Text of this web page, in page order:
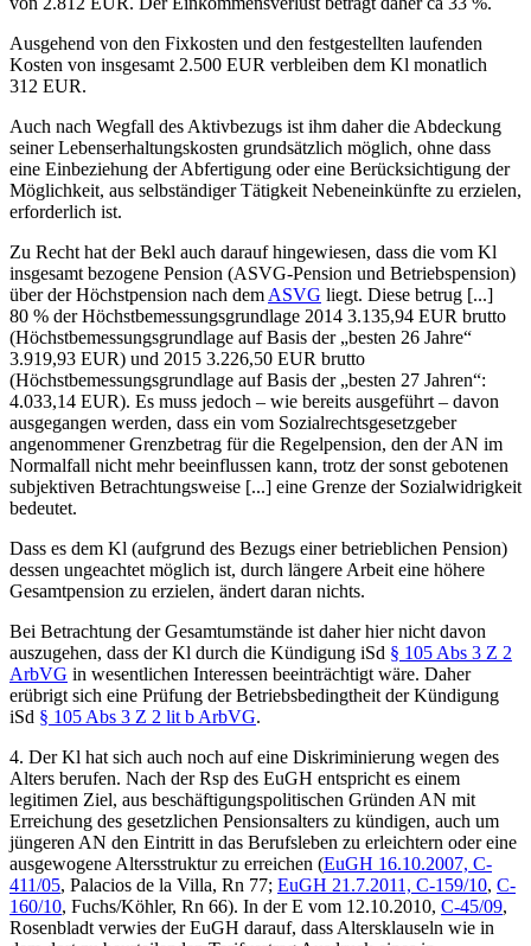
Ausgehend von den Fixkosten und den festgestellten laufenden
Kosten von insgesamt 2.500 EUR verbleiben dem Kl monatlich
312 EUR.
Auch nach Wegfall des Aktivbezugs ist ihm daher die Abdeckung
seiner Lebenserhaltungskosten grundsätzlich möglich, ohne dass
eine Einbeziehung der Abfertigung oder eine Berücksichtigung der
Möglichkeit, aus selbständiger Tätigkeit Nebeneinkünfte zu erzielen,
erforderlich ist.
Zu Recht hat der Bekl auch darauf hingewiesen, dass die vom Kl
insgesamt bezogene Pension (ASVG-Pension und Betriebspension)
über der Höchstpension nach dem ASVG liegt. Diese betrug [...]
80 % der Höchstbemessungsgrundlage 2014 3.135,94 EUR brutto
(Höchstbemessungsgrundlage auf Basis der „besten 26 Jahre“
3.919,93 EUR) und 2015 3.226,50 EUR brutto
(Höchstbemessungsgrundlage auf Basis der „besten 27 Jahren“:
4.033,14 EUR). Es muss jedoch – wie bereits ausgeführt – davon
ausgegangen werden, dass ein vom Sozialrechtsgesetzgeber
angenommener Grenzbetrag für die Regelpension, den der AN im
Normalfall nicht mehr beeinflussen kann, trotz der sonst gebotenen
subjektiven Betrachtungsweise [...] eine Grenze der Sozialwidrigkeit
bedeutet.
Dass es dem Kl (aufgrund des Bezugs einer betrieblichen Pension)
dessen ungeachtet möglich ist, durch längere Arbeit eine höhere
Gesamtpension zu erzielen, ändert daran nichts.
Bei Betrachtung der Gesamtumstände ist daher hier nicht davon
auszugehen, dass der Kl durch die Kündigung iSd § 105 Abs 3 Z 2
ArbVG in wesentlichen Interessen beeinträchtigt wäre. Daher
erübrigt sich eine Prüfung der Betriebsbedingtheit der Kündigung
iSd § 105 Abs 3 Z 2 lit b ArbVG.
4. Der Kl hat sich auch noch auf eine Diskriminierung wegen des
Alters berufen. Nach der Rsp des EuGH entspricht es einem
legitimen Ziel, aus beschäftigungspolitischen Gründen AN mit
Erreichung des gesetzlichen Pensionsalters zu kündigen, auch um
jüngeren AN den Eintritt in das Berufsleben zu erleichtern oder eine
ausgewogene Altersstruktur zu erreichen (EuGH 16.10.2007, C-
411/05, Palacios de la Villa, Rn 77; EuGH 21.7.2011, C-159/10, C-
160/10, Fuchs/Köhler, Rn 66). In der E vom 12.10.2010, C-45/09,
Rosenbladt verwies der EuGH darauf, dass Altersklauseln wie in